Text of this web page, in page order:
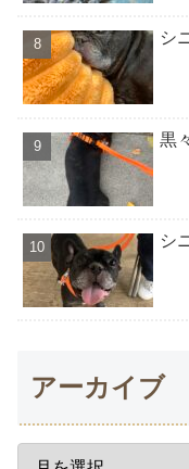
シ
黒
シ
アーカイブ